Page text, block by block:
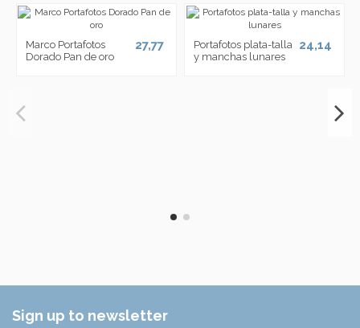
Marco Portafotos
Dorado Pan de oro
27,77
Portafotos plata-talla
y manchas lunares
24,14
Sign up to newsletter